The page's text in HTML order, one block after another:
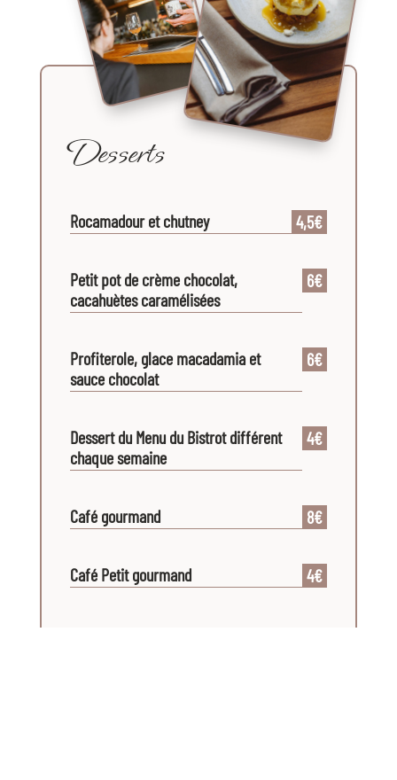
Desserts
Rocamadour et chutney 4,5€
Petit pot de crème chocolat,
cacahuètes caramélisées
6€
Profiterole, glace macadamia et
sauce chocolat
6€
Dessert du Menu du Bistrot différent
chaque semaine
4€
Café gourmand 8€
Café Petit gourmand 4€